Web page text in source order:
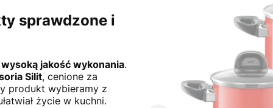
sprawdzone i
jakość wykonania.
Silit, cenione za
produkt wybieramy z
życie w kuchni.